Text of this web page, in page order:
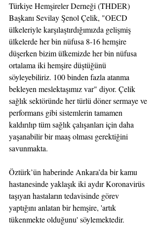
Türkiye Hemşireler Derneği (THDER)
Başkanı Sevilay Şenol Çelik, "OECD
ülkeleriyle karşılaştırdığımızda gelişmiş
ülkelerde her bin nüfusa 8-16 hemşire
düşerken bizim ülkemizde her bin nüfusa
ortalama iki hemşire düştüğünü
söyleyebiliriz. 100 binden fazla atanma
bekleyen meslektaşımız var" diyor. Çelik
sağlık sektöründe her türlü döner sermaye ve
performans gibi sistemlerin tamamen
kaldırılıp tüm sağlık çalışanları için daha
yaşanabilir bir maaş olması gerektiğini
savunmakta.
Öztürk’ün haberinde Ankara’da bir kamu
hastanesinde yaklaşık iki aydır Koronavirüs
taşıyan hastaların tedavisinde görev
yaptığını anlatan bir hemşire, 'artık
tükenmekte olduğunu' söylemektedir.